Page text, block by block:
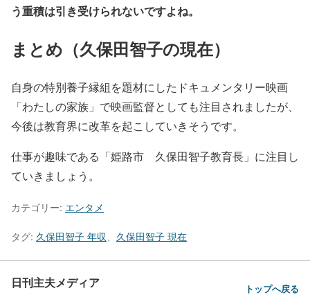
う重積は引き受けられないですよね。
まとめ（久保田智子の現在）
自身の特別養子縁組を題材にしたドキュメンタリー映画
「わたしの家族」で映画監督としても注目されましたが、
今後は教育界に改革を起こしていきそうです。
仕事が趣味である「姫路市 久保田智子教育長」に注目し
ていきましょう。
カテゴリー: エンタメ
タグ: 久保田智子 年収 久保田智子 現在
日刊主夫メディア トップへ戻る